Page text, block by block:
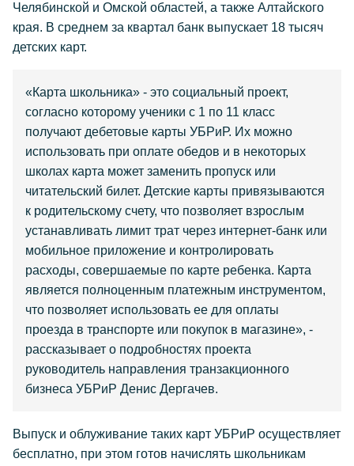
Челябинской и Омской областей, а также Алтайского
края. В среднем за квартал банк выпускает 18 тысяч
детских карт.
«Карта школьника» - это социальный проект,
согласно которому ученики с 1 по 11 класс
получают дебетовые карты УБРиР. Их можно
использовать при оплате обедов и в некоторых
школах карта может заменить пропуск или
читательский билет. Детские карты привязываются
к родительскому счету, что позволяет взрослым
устанавливать лимит трат через интернет-банк или
мобильное приложение и контролировать
расходы, совершаемые по карте ребенка. Карта
является полноценным платежным инструментом,
что позволяет использовать ее для оплаты
проезда в транспорте или покупок в магазине», -
рассказывает о подробностях проекта
руководитель направления транзакционного
бизнеса УБРиР Денис Дергачев.
Выпуск и облуживание таких карт УБРиР осуществляет
бесплатно, при этом готов начислять школьникам